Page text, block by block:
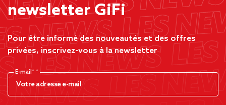
newsletter GiFi
Pour être informé des nouveautés et des offres
privées, inscrivez-vous à la newsletter
E-mail*